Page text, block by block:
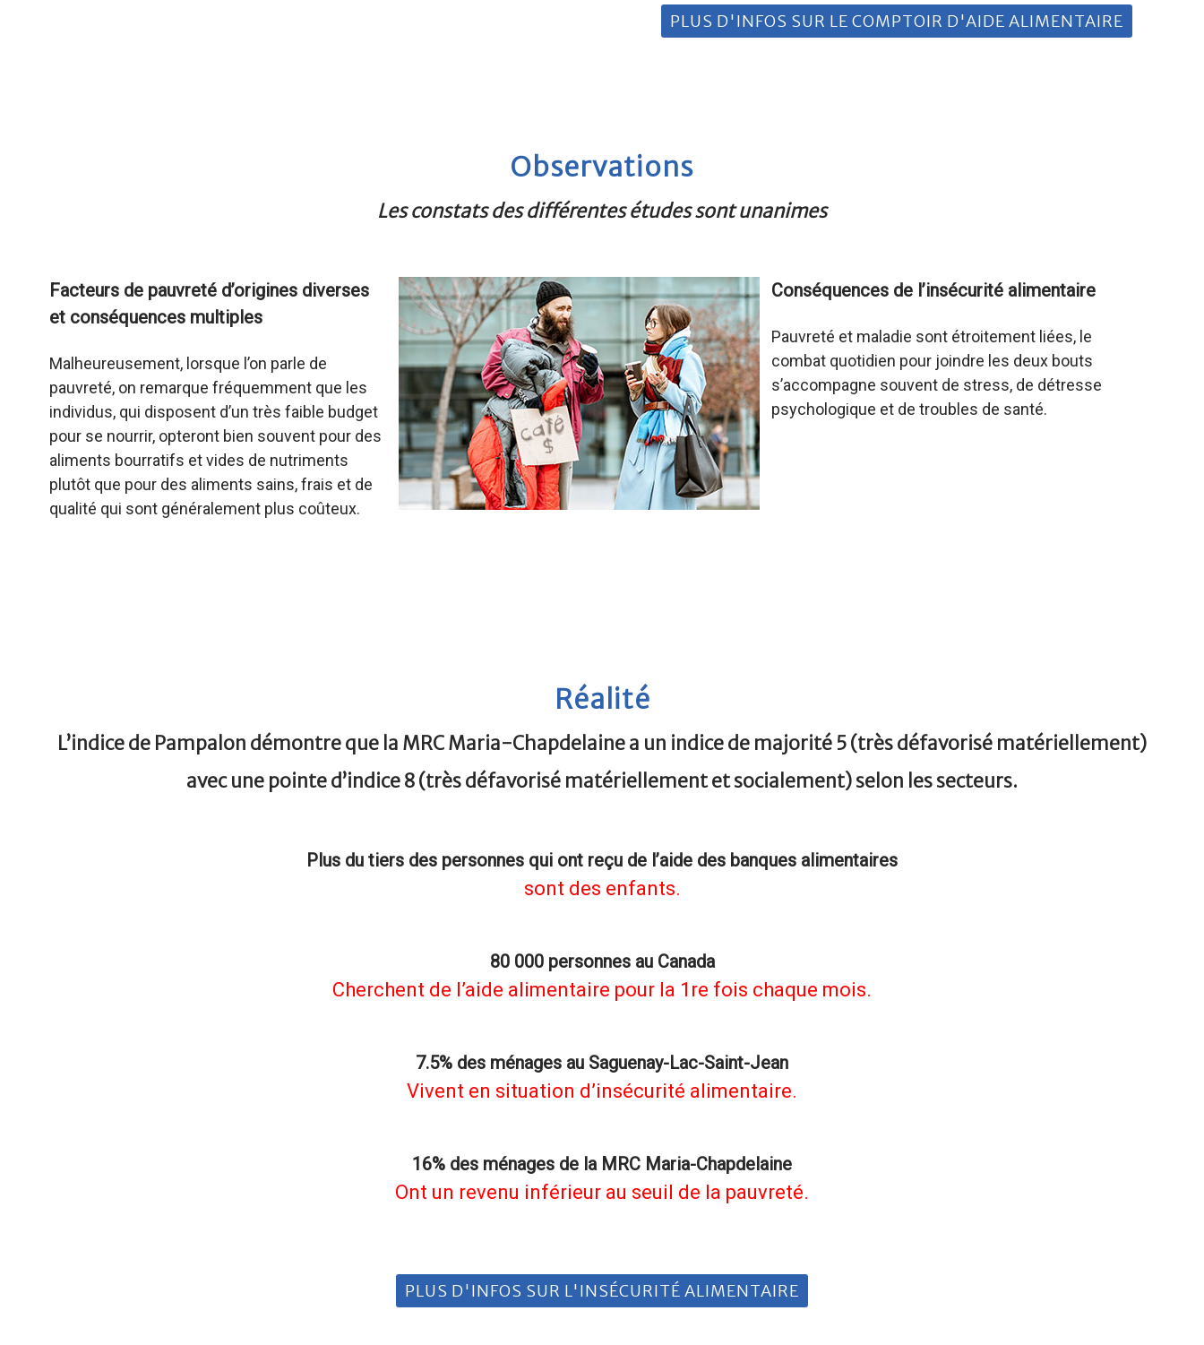
PLUS D'INFOS SUR LE COMPTOIR D'AIDE ALIMENTAIRE
Observations
Les constats des différentes études sont unanimes
Facteurs de pauvreté d’origines diverses
et conséquences multiples
Malheureusement, lorsque l’on parle de
pauvreté, on remarque fréquemment que les
individus, qui disposent d’un très faible budget
pour se nourrir, opteront bien souvent pour des
aliments bourratifs et vides de nutriments
plutôt que pour des aliments sains, frais et de
qualité qui sont généralement plus coûteux.
Conséquences de l’insécurité alimentaire
Pauvreté et maladie sont étroitement liées, le
combat quotidien pour joindre les deux bouts
s’accompagne souvent de stress, de détresse
psychologique et de troubles de santé.
Réalité
L’indice de Pampalon démontre que la MRC Maria-Chapdelaine a un indice de majorité 5 (très défavorisé matériellement)
avec une pointe d’indice 8 (très défavorisé matériellement et socialement) selon les secteurs.
Plus du tiers des personnes qui ont reçu de l’aide des banques alimentaires
sont des enfants.
80 000 personnes au Canada
Cherchent de l’aide alimentaire pour la 1re fois chaque mois.
7.5% des ménages au Saguenay-Lac-Saint-Jean
Vivent en situation d’insécurité alimentaire.
16% des ménages de la MRC Maria-Chapdelaine
Ont un revenu inférieur au seuil de la pauvreté.
PLUS D'INFOS SUR L'INSÉCURITÉ ALIMENTAIRE